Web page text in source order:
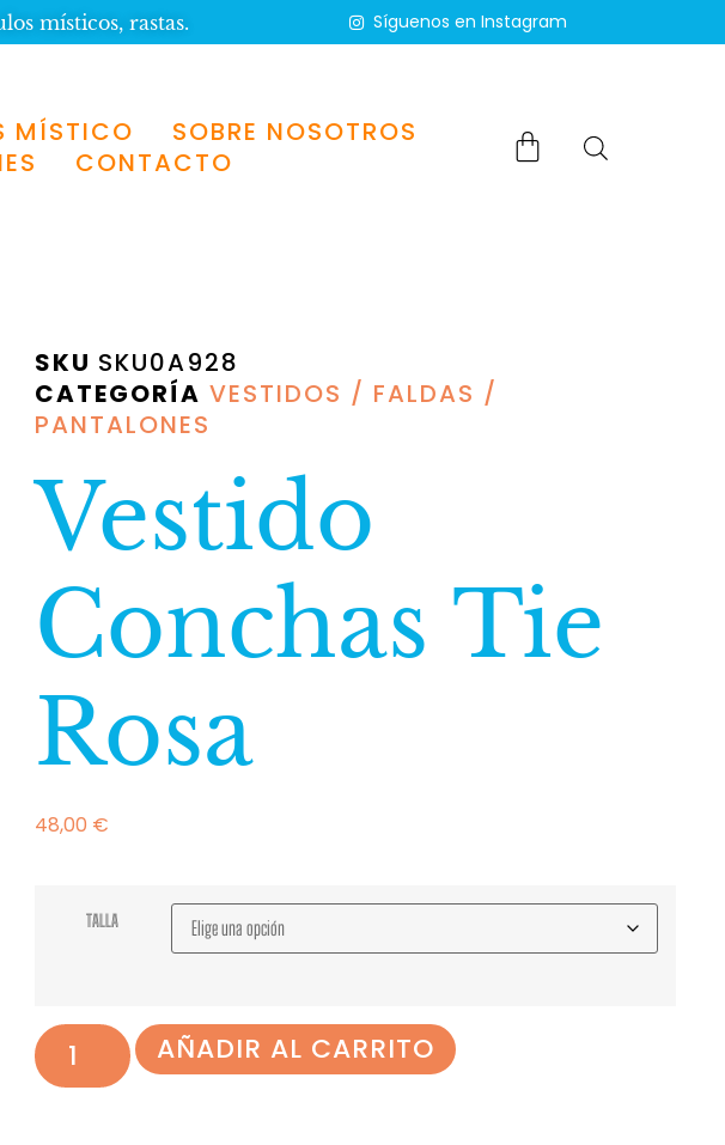
místicos, rastas. Síguenos en Instagram
MÍSTICO
SOBRE NOSOTROS
CONTACTO
SKU SKU0A928
CATEGORÍA VESTIDOS / FALDAS /
PANTALONES
Vestido
Conchas Tie
Rosa
48,00 €
TALLA
AÑADIR AL CARRITO